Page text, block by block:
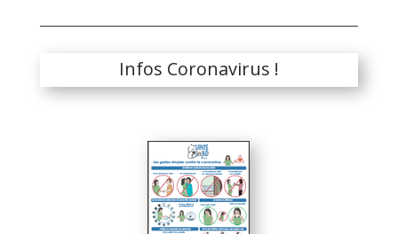
Infos Coronavirus !